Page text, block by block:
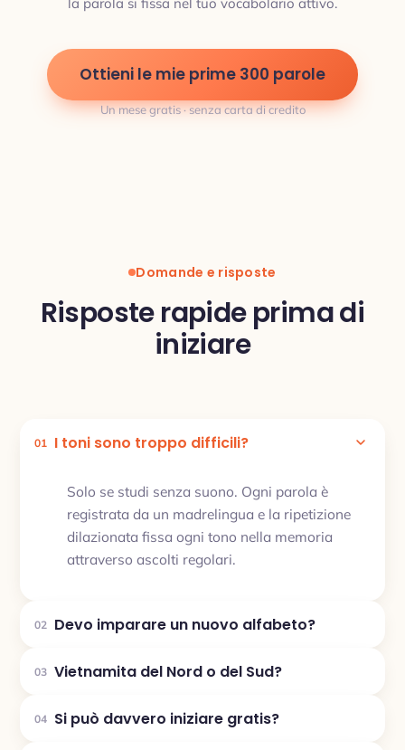
Ottieni le mie prime 300 parole
Un mese gratis · senza carta di credito
Domande e risposte
Risposte rapide prima di
iniziare
01 I toni sono troppo difficili?
Solo se studi senza suono. Ogni parola è
registrata da un madrelingua e la ripetizione
dilazionata fissa ogni tono nella memoria
attraverso ascolti regolari.
02 Devo imparare un nuovo alfabeto?
03 Vietnamita del Nord o del Sud?
04 Si può davvero iniziare gratis?